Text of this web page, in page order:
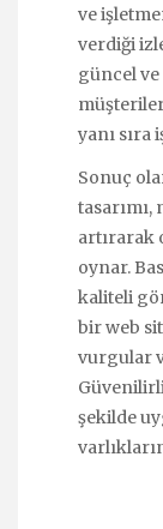
ve
verdiği
güncel
yanı sıra
Sonuç
artırarak
oynar.
kaliteli
bir web
vurgular
şekilde